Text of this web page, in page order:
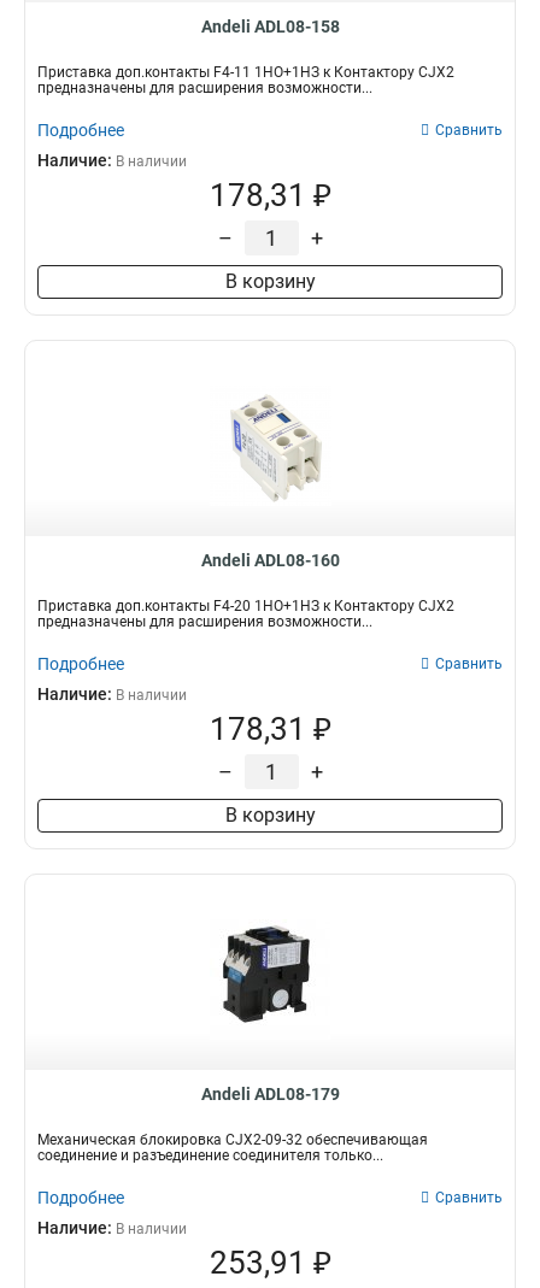
Andeli ADL08-158
Приставка доп.контакты F4-11 1НО+1НЗ к Контактору CJX2
предназначены для расширения возможности...
Подробнее Сравнить
Наличие: В наличии
178,31 ₽
– +
В корзину
Andeli ADL08-160
Приставка доп.контакты F4-20 1НО+1НЗ к Контактору CJX2
предназначены для расширения возможности...
Подробнее Сравнить
Наличие: В наличии
178,31 ₽
– +
В корзину
Andeli ADL08-179
Механическая блокировка CJX2-09-32 обеспечивающая
соединение и разъединение соединителя только...
Подробнее Сравнить
Наличие: В наличии
253,91 ₽